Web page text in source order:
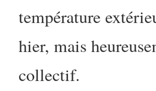
température
hier, mais
collectif.